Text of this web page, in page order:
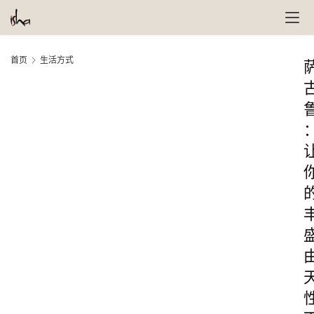
首页 生活方式